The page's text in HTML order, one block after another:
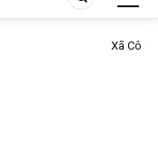
Xã Cô Tô triển khai Tháng